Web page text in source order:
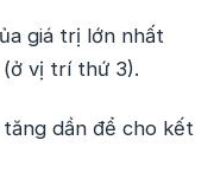
giá trị lớn nhất
(ở vị trí thứ 3).
dần để cho kết